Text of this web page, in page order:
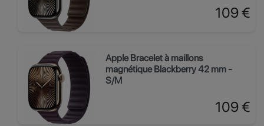
Prix
109 €
Apple Bracelet à maillons
magnétique Blackberry 42 mm -
S/M
Prix
109 €